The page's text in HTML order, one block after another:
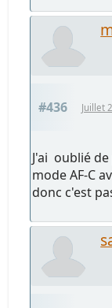
#436 Juillet
J'ai oublié
mode AF-C
donc c'est